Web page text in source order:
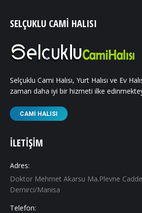
SELÇUKLU CAMI HALISI
Selçuklu Cami Halısı, Yurt Halısı ve Ev
zaman daha iyi bir hizmeti ilke
CAMI HALISI
İLETIŞIM
Adres:
Doktor Mehmet Akarsu Ma.Plevne
Demirci/Manisa
Telefon: